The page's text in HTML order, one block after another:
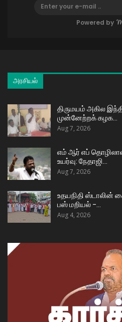
Powered by
அரசியல்
திருமயம் அகில
முன்னேற்றக் கழக…
Aug 7, 2026
எம் ஆர் எப்
உயர்வு: நேதாஜி…
Aug 7, 2026
உதயநிதி ஸ்டாலின்
பஸ் மறியல் –…
Aug 4, 2026